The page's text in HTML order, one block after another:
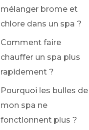
mélanger brome et
chlore dans un spa ?
Comment faire
chauffer un spa plus
rapidement ?
Pourquoi les bulles de
mon spa ne
fonctionnent plus ?